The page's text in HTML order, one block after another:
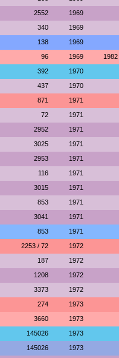
2552 1969
340 1969
138 1969
96 1969 1982
392 1970
437 1970
871 1971
72 1971
2952 1971
3025 1971
2953 1971
116 1971
3015 1971
853 1971
3041 1971
853 1971
2253 / 72 1972
187 1972
1208 1972
3373 1972
274 1973
3660 1973
145026 1973
145026 1973